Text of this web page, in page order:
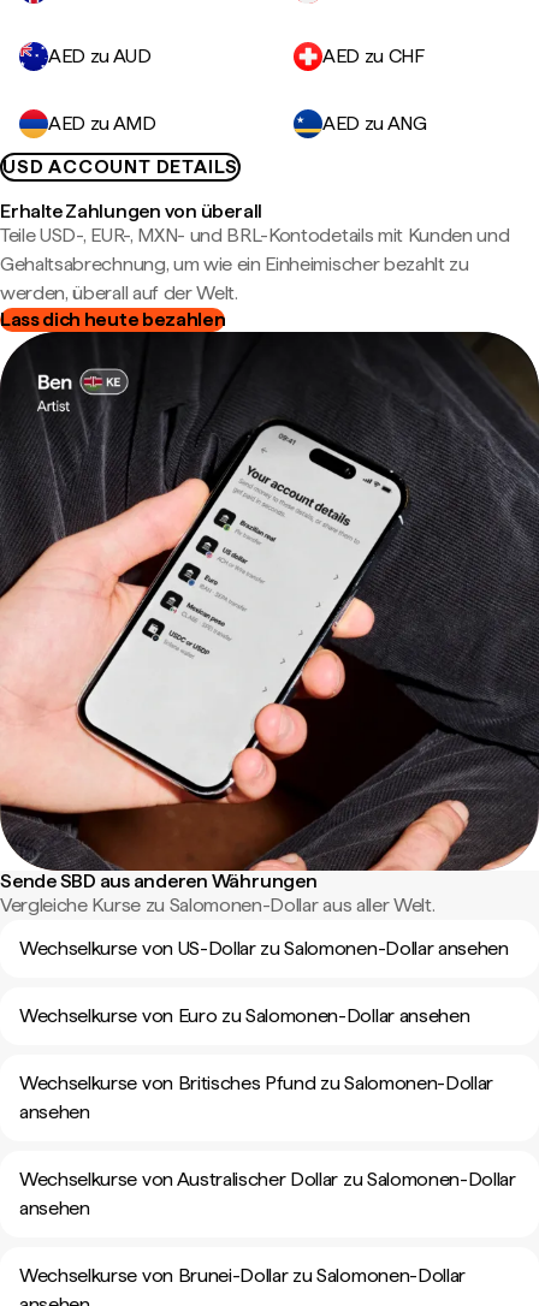
AED zu AUD AED zu CHF
AED zu AMD
AED zu ANG
USD ACCOUNT DETAILS
Erhalte Zahlungen von überall
Teile USD-, EUR-, MXN- und BRL-Kontodetails mit Kunden und
Gehaltsabrechnung, um wie ein Einheimischer bezahlt zu
werden, überall auf der Welt.
Lass dich heute bezahlen
Sende SBD aus anderen Währungen
Vergleiche Kurse zu Salomonen-Dollar aus aller Welt.
Wechselkurse von US-Dollar zu Salomonen-Dollar ansehen
Wechselkurse von Euro zu Salomonen-Dollar ansehen
Wechselkurse von Britisches Pfund zu Salomonen-Dollar
ansehen
Wechselkurse von Australischer Dollar zu Salomonen-Dollar
ansehen
Wechselkurse von Brunei-Dollar zu Salomonen-Dollar